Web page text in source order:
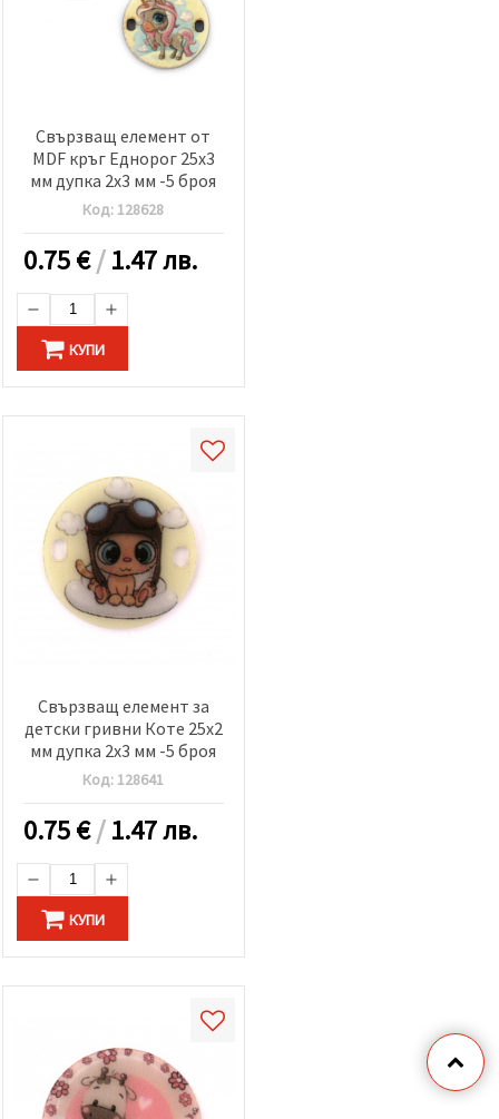
Свързващ елемент от
MDF кръг Еднорог 25x3
мм дупка 2x3 мм -5 броя
Код: 128628
0.75€/1.47 лв.
КУПИ
Свързващ елемент за
детски гривни Коте 25x2
мм дупка 2x3 мм -5 броя
Код: 128641
0.75€/1.47 лв.
КУПИ